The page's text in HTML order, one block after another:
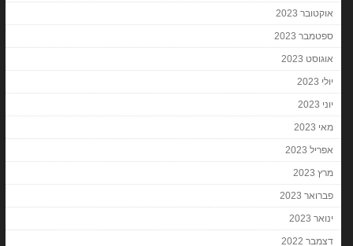
אוקטובר 2023
ספטמבר 2023
אוגוסט 2023
יולי 2023
יוני 2023
מאי 2023
אפריל 2023
מרץ 2023
פברואר 2023
ינואר 2023
דצמבר 2022